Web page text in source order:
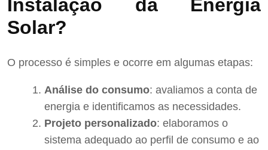
Instalação da Energia
Solar?
O processo é simples e ocorre em algumas etapas:
Análise do consumo: avaliamos a conta de
energia e identificamos as necessidades.
Projeto personalizado: elaboramos o
sistema adequado ao perfil de consumo e ao